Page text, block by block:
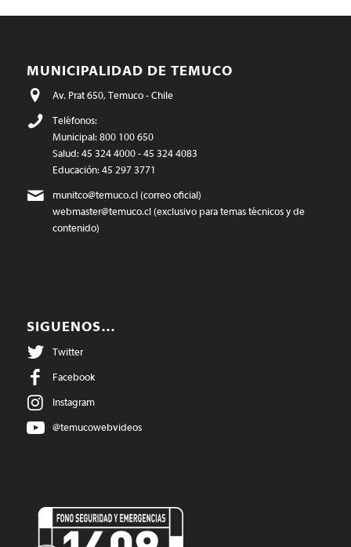
MUNICIPALIDAD DE TEMUCO
Av. Prat 650, Temuco - Chile
Teléfonos:
Municipal: 800 100 650
Salud: 45 324 4000 - 45 324 4083
Educación: 45 297 3771
munitco@temuco.cl(correo oficial)
webmaster@temuco.cl(exclusivo para temas técnicos y de
contenido)
SIGUENOS…
Twitter
Facebook
Instagram
@temucowebvideos